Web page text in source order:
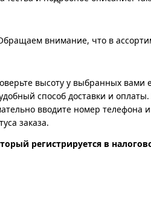
внимание, что в
высоту у выбранных вами
способ доставки и
вводите номер телефона
заказа.
регистрируется в